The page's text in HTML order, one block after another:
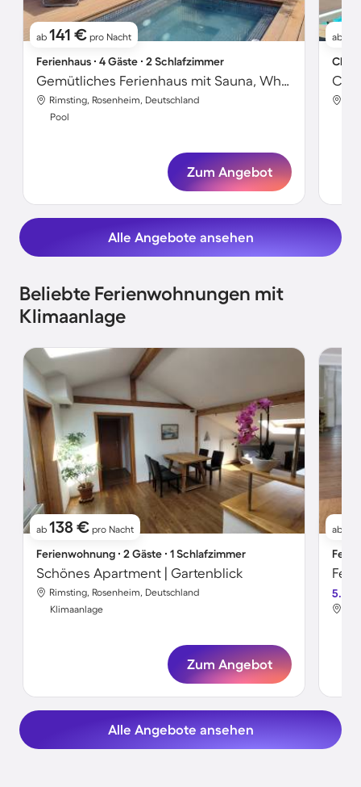
ab 141 € pro Nacht
Ferienhaus ∙ 4 Gäste ∙ 2 Schlafzimmer
Gemütliches Ferienhaus mit Sauna, Whirlpool und Pool | Bergblick
Rimsting, Rosenheim, Deutschland
Pool
Zum Angebot
ab
Alle Angebote ansehen
Beliebte Ferienwohnungen mit
Klimaanlage
ab 138 € pro Nacht
Ferienwohnung ∙ 2 Gäste ∙ 1 Schlafzimmer
Schönes Apartment | Gartenblick
Rimsting, Rosenheim, Deutschland
Klimaanlage
Zum Angebot
ab
5.0
Alle Angebote ansehen